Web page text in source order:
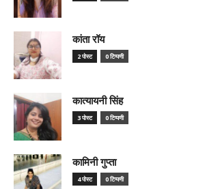
कांता रॉय
2 पोस्ट 0 टिप्पणी
कात्यायनी सिंह
3 पोस्ट 0 टिप्पणी
कामिनी गुप्ता
4 पोस्ट 0 टिप्पणी